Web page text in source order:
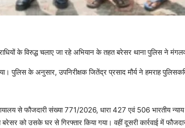
के विरुद्ध चलाए जा रहे अभियान के तहत बरेसर थाना पुलिस ने
पुलिस के अनुसार, उपनिरीक्षक जितेंद्र प्रसाद मौर्य ने हमराह
से फौजदारी संख्या 771/2026, धारा 427 एवं 506 भारतीय न्याय
बरेसर को उसके घर से गिरफ्तार किया गया। वहीं दूसरी कार्रवाई में